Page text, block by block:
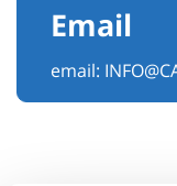
Email
email: